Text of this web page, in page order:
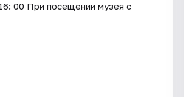
00 При посещении музея с